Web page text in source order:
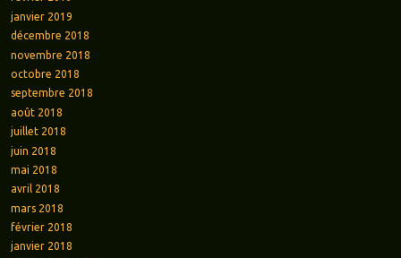
janvier 2019
décembre 2018
novembre 2018
octobre 2018
septembre 2018
août 2018
juillet 2018
juin 2018
mai 2018
avril 2018
mars 2018
février 2018
janvier 2018